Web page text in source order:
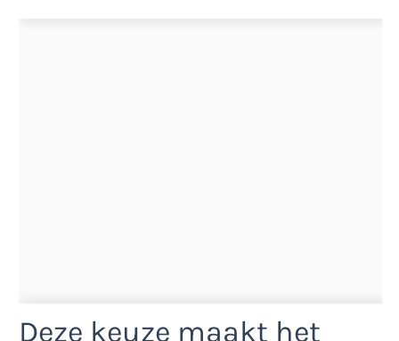
Deze keuze maakt het